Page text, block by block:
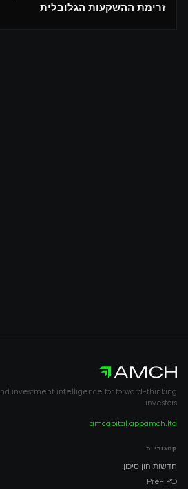
זרימת ההשקעות הגלובלית
and investment intelligence for forward-thinking
investors.
amch.ltd
amcapital.app
קטגוריות
חדשות הון סיכון
Pre-IPO